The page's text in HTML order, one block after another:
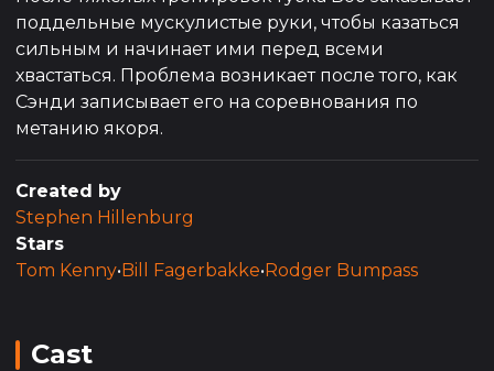
поддельные мускулистые руки, чтобы казаться
сильным и начинает ими перед всеми
хвастаться. Проблема возникает после того, как
Сэнди записывает его на соревнования по
метанию якоря.
Created by
Stephen Hillenburg
Stars
Tom Kenny• Bill Fagerbakke• Rodger Bumpass
Cast